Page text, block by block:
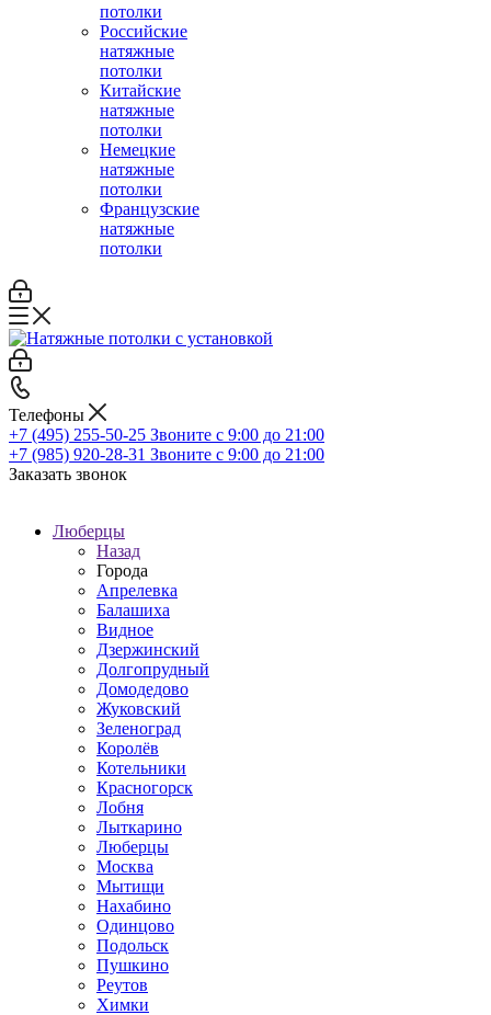
потолки
Российские
натяжные
потолки
Китайские
натяжные
потолки
Немецкие
натяжные
потолки
Французские
натяжные
потолки
Телефоны
+7 (495) 255-50-25 Звоните с 9:00 до 21:00
+7 (985) 920-28-31 Звоните с 9:00 до 21:00
Заказать звонок
Люберцы
Назад
Города
Апрелевка
Балашиха
Видное
Дзержинский
Долгопрудный
Домодедово
Жуковский
Зеленоград
Королёв
Котельники
Красногорск
Лобня
Лыткарино
Люберцы
Москва
Мытищи
Нахабино
Одинцово
Подольск
Пушкино
Реутов
Химки